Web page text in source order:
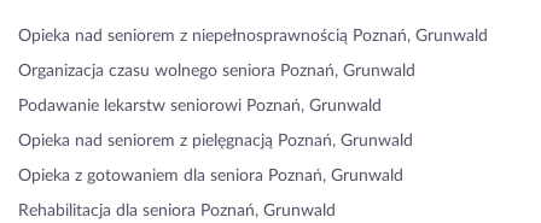
Opieka nad seniorem z niepełnosprawnością Poznań, Grunwald
Organizacja czasu wolnego seniora Poznań, Grunwald
Podawanie lekarstw seniorowi Poznań, Grunwald
Opieka nad seniorem z pielęgnacją Poznań, Grunwald
Opieka z gotowaniem dla seniora Poznań, Grunwald
Rehabilitacja dla seniora Poznań, Grunwald